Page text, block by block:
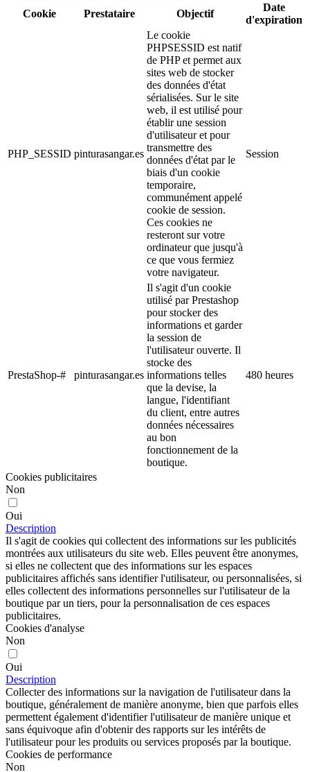
Cookie
Prestataire Objectif
Date
d'expiration
PHP_SESSID pinturasangar.es
Le cookie
PHPSESSID est natif
de PHP et permet aux
sites web de stocker
des données d'état
sérialisées. Sur le site
web, il est utilisé pour
établir une session
d'utilisateur et pour
transmettre des
données d'état par le
biais d'un cookie
temporaire,
communément appelé
cookie de session.
Ces cookies ne
resteront sur votre
ordinateur que jusqu'à
ce que vous fermiez
votre navigateur.
Session
PrestaShop-# pinturasangar.es
Il s'agit d'un cookie
utilisé par Prestashop
pour stocker des
informations et garder
la session de
l'utilisateur ouverte. Il
stocke des
informations telles
que la devise, la
langue, l'identifiant
du client, entre autres
données nécessaires
au bon
fonctionnement de la
boutique.
480 heures
Cookies publicitaires
Non
Oui
Description
Il s'agit de cookies qui collectent des informations sur les publicités
montrées aux utilisateurs du site web. Elles peuvent être anonymes,
si elles ne collectent que des informations sur les espaces
publicitaires affichés sans identifier l'utilisateur, ou personnalisées, si
elles collectent des informations personnelles sur l'utilisateur de la
boutique par un tiers, pour la personnalisation de ces espaces
publicitaires.
Cookies d'analyse
Non
Oui
Description
Collecter des informations sur la navigation de l'utilisateur dans la
boutique, généralement de manière anonyme, bien que parfois elles
permettent également d'identifier l'utilisateur de manière unique et
sans équivoque afin d'obtenir des rapports sur les intérêts de
l'utilisateur pour les produits ou services proposés par la boutique.
Cookies de performance
Non